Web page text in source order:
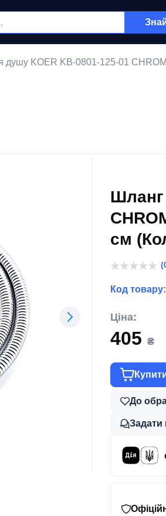
душу KOER KB-0801-125-01
Шланг
см
Код товару:
Ціна:
405 ₴
До
Задати